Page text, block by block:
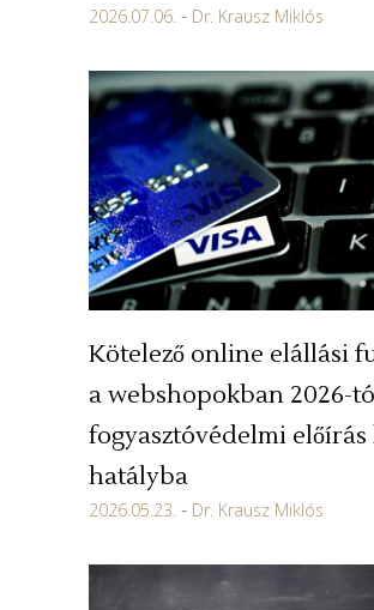
2026.07.06. Dr. Krausz Miklós
Kötelező online elállási
a webshopokban 2026-
fogyasztóvédelmi előírás
hatályba
2026.05.23. Dr. Krausz Miklós